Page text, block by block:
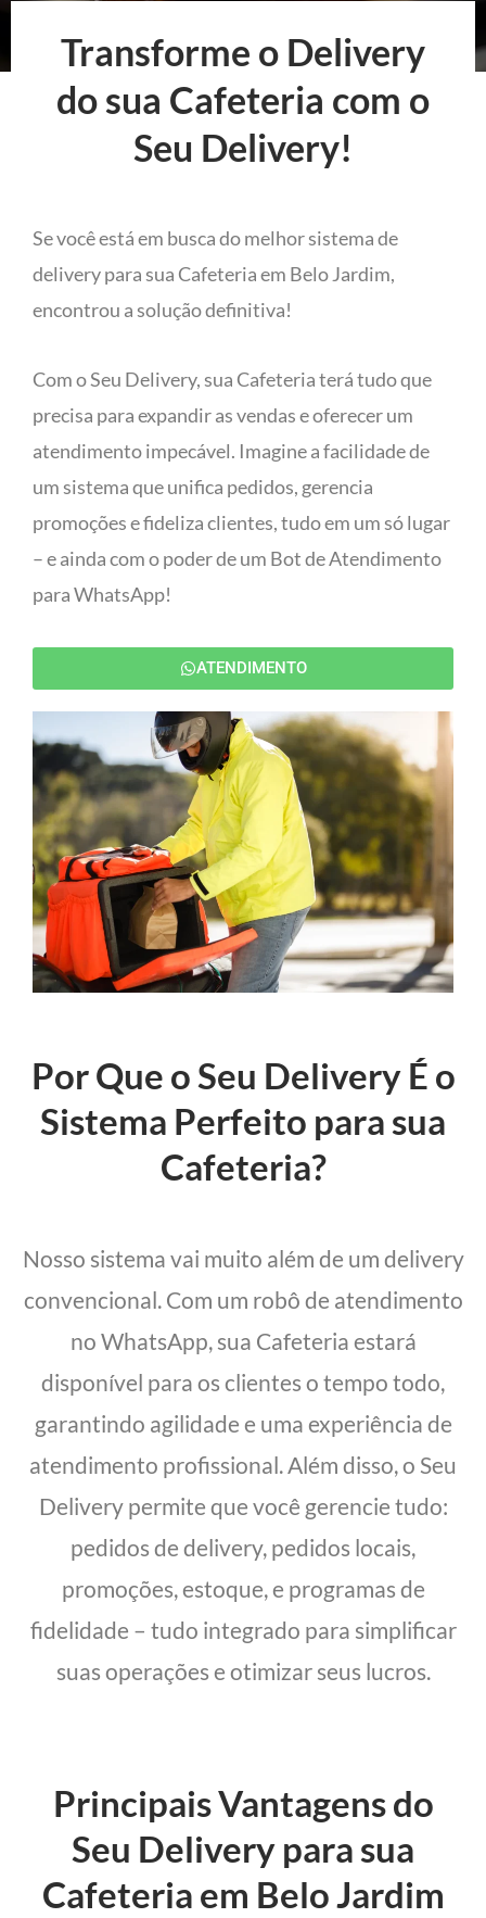
Transforme o Delivery
do sua Cafeteria com o
Seu Delivery!
Se você está em busca do melhor sistema de
delivery para sua Cafeteria em Belo Jardim,
encontrou a solução definitiva!
Com o Seu Delivery, sua Cafeteria terá tudo que
precisa para expandir as vendas e oferecer um
atendimento impecável. Imagine a facilidade de
um sistema que unifica pedidos, gerencia
promoções e fideliza clientes, tudo em um só lugar
– e ainda com o poder de um Bot de Atendimento
para WhatsApp!
ATENDIMENTO
Por Que o Seu Delivery É o
Sistema Perfeito para sua
Cafeteria?
Nosso sistema vai muito além de um delivery
convencional. Com um robô de atendimento
no WhatsApp, sua Cafeteria estará
disponível para os clientes o tempo todo,
garantindo agilidade e uma experiência de
atendimento profissional. Além disso, o Seu
Delivery permite que você gerencie tudo:
pedidos de delivery, pedidos locais,
promoções, estoque, e programas de
fidelidade – tudo integrado para simplificar
suas operações e otimizar seus lucros.
Principais Vantagens do
Seu Delivery para sua
Cafeteria em Belo Jardim